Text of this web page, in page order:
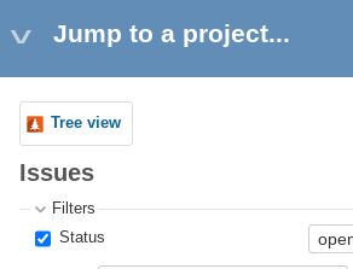
Jump to a project...
Tree view
Issues
Filters
Status